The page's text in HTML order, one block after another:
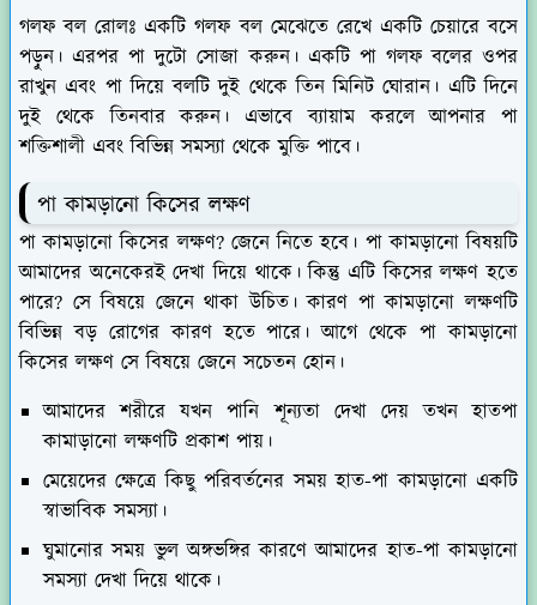
গলফ বল রোলঃ একটি গলফ বল মেঝেতে রেখে একটি চেয়ারে বসে
পড়ুন। এরপর পা দুটো সোজা করুন। একটি পা গলফ বলের ওপর
রাখুন এবং পা দিয়ে বলটি দুই থেকে তিন মিনিট ঘোরান। এটি দিনে
দুই থেকে তিনবার করুন। এভাবে ব্যায়াম করলে আপনার পা
শক্তিশালী এবং বিভিন্ন সমস্যা থেকে মুক্তি পাবে।
পা কামড়ানো কিসের লক্ষণ
পা কামড়ানো কিসের লক্ষণ? জেনে নিতে হবে। পা কামড়ানো বিষয়টি
আমাদের অনেকেরই দেখা দিয়ে থাকে। কিন্তু এটি কিসের লক্ষণ হতে
পারে? সে বিষয়ে জেনে থাকা উচিত। কারণ পা কামড়ানো লক্ষণটি
বিভিন্ন বড় রোগের কারণ হতে পারে। আগে থেকে পা কামড়ানো
কিসের লক্ষণ সে বিষয়ে জেনে সচেতন হোন।
আমাদের শরীরে যখন পানি শূন্যতা দেখা দেয় তখন হাতপা
কামাড়ানো লক্ষণটি প্রকাশ পায়।
মেয়েদের ক্ষেত্রে কিছু পরিবর্তনের সময় হাত-পা কামড়ানো একটি
স্বাভাবিক সমস্যা।
ঘুমানোর সময় ভুল অঙ্গভঙ্গির কারণে আমাদের হাত-পা কামড়ানো
সমস্যা দেখা দিয়ে থাকে।